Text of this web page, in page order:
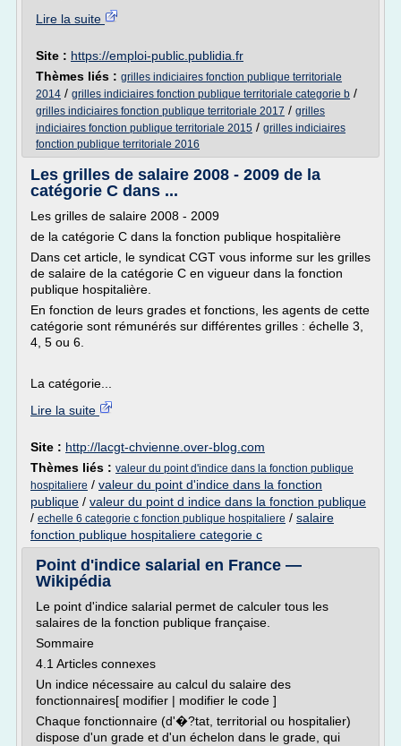
Lire la suite
Site : https://emploi-public.publidia.fr
Thèmes liés : grilles indiciaires fonction publique territoriale
2014 / grilles indiciaires fonction publique territoriale categorie b /
grilles indiciaires fonction publique territoriale 2017 / grilles
indiciaires fonction publique territoriale 2015 / grilles indiciaires
fonction publique territoriale 2016
Les grilles de salaire 2008 - 2009 de la
catégorie C dans ...
Les grilles de salaire 2008 - 2009
de la catégorie C dans la fonction publique hospitalière
Dans cet article, le syndicat CGT vous informe sur les grilles
de salaire de la catégorie C en vigueur dans la fonction
publique hospitalière.
En fonction de leurs grades et fonctions, les agents de cette
catégorie sont rémunérés sur différentes grilles : échelle 3,
4, 5 ou 6.
La catégorie...
Lire la suite
Site : http://lacgt-chvienne.over-blog.com
Thèmes liés : valeur du point d'indice dans la fonction publique
hospitaliere / valeur du point d'indice dans la fonction
publique / valeur du point d indice dans la fonction publique
/ echelle 6 categorie c fonction publique hospitaliere / salaire
fonction publique hospitaliere categorie c
Point d'indice salarial en France —
Wikipédia
Le point d'indice salarial permet de calculer tous les
salaires de la fonction publique française.
Sommaire
4.1 Articles connexes
Un indice nécessaire au calcul du salaire des
fonctionnaires[ modifier | modifier le code ]
Chaque fonctionnaire (d'�?tat, territorial ou hospitalier)
dispose d'un grade et d'un échelon dans le grade, qui